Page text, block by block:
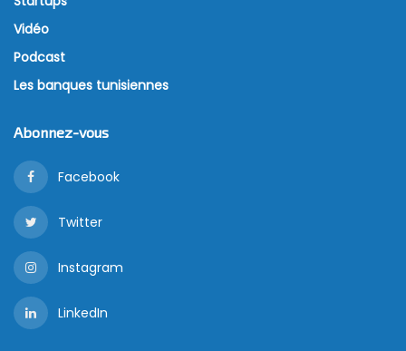
Vidéo
Podcast
Les banques tunisiennes
Abonnez-vous
Facebook
Twitter
Instagram
LinkedIn